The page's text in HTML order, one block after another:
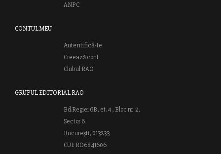
ANPC
CONTUL MEU
Autentifică-te
Creează cont
Clubul RAO
GRUPUL EDITORIAL RAO
Bd.Regiei 6B, et. 4 , Bloc nr. 2,
Sector 6
București, 013233
CUI: RO6841606